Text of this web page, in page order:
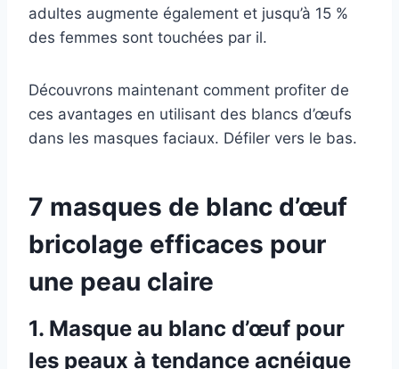
adultes augmente également et jusqu’à 15 %
des femmes sont touchées par il.
Découvrons maintenant comment profiter de
ces avantages en utilisant des blancs d’œufs
dans les masques faciaux. Défiler vers le bas.
7 masques de blanc d’œuf
bricolage efficaces pour
une peau claire
1. Masque au blanc d’œuf pour
les peaux à tendance acnéique